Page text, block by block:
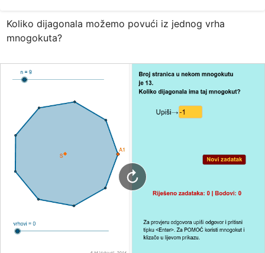
Prijavi se
Koliko dijagonala možemo povući iz jednog vrha
mnogokuta?